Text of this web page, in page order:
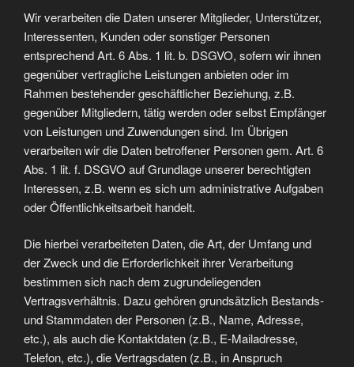
Wir verarbeiten die Daten unserer Mitglieder, Unterstützer,
Interessenten, Kunden oder sonstiger Personen
entsprechend Art. 6 Abs. 1 lit. b. DSGVO, sofern wir ihnen
gegenüber vertragliche Leistungen anbieten oder im
Rahmen bestehender geschäftlicher Beziehung, z.B.
gegenüber Mitgliedern, tätig werden oder selbst Empfänger
von Leistungen und Zuwendungen sind. Im Übrigen
verarbeiten wir die Daten betroffener Personen gem. Art. 6
Abs. 1 lit. f. DSGVO auf Grundlage unserer berechtigten
Interessen, z.B. wenn es sich um administrative Aufgaben
oder Öffentlichkeitsarbeit handelt.
Die hierbei verarbeiteten Daten, die Art, der Umfang und
der Zweck und die Erforderlichkeit ihrer Verarbeitung
bestimmen sich nach dem zugrundeliegenden
Vertragsverhältnis. Dazu gehören grundsätzlich Bestands-
und Stammdaten der Personen (z.B., Name, Adresse,
etc.), als auch die Kontaktdaten (z.B., E-Mailadresse,
Telefon, etc.), die Vertragsdaten (z.B., in Anspruch